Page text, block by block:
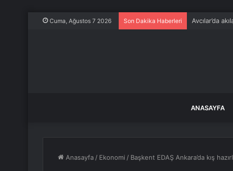
Cuma, Ağustos 7 2026 Son Dakika Haberleri Avcılar’da
ANASAYFA
Anasayfa / Ekonomi / Başkent EDAŞ Ankara’da kış